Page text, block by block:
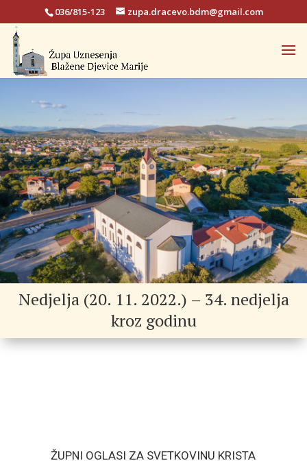
036/815-123 zupa.dracevo.bdm@gmail.com
Nedjelja (20. 11. 2022.) – 34. nedjelja
kroz godinu
ŽUPNI OGLASI ZA SVETKOVINU KRISTA